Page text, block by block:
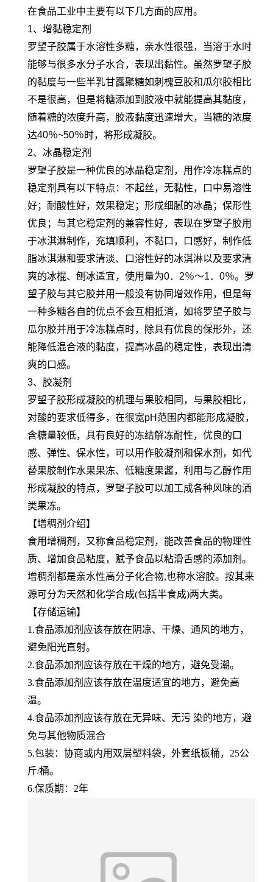
在食品工业中主要有以下几方面的应用。
1、增黏稳定剂
罗望子胶属于水溶性多糖，亲水性很强，当溶于水时
能够与很多水分子水合，表现出黏性。虽然罗望子胶
的黏度与一些半乳甘露聚糖如刺槐豆胶和瓜尔胶相比
不是很高，但是将糖添加到胶液中就能提高其黏度，
随着糖的浓度升高，胶液黏度迅速增大，当糖的浓度
达40％~50％时，将形成凝胶。
2、冰晶稳定剂
罗望子胶是一种优良的冰晶稳定剂，用作冷冻糕点的
稳定剂具有以下特点：不起丝，无黏性，口中易溶性
好；耐酸性好，效果稳定；形成细腻的冰晶；保形性
优良；与其它稳定剂的兼容性好，表现在罗望子胶用
于冰淇淋制作，充填顺利，不黏口，口感好，制作低
脂冰淇淋和要求清淡、口溶性好的冰淇淋以及要求清
爽的冰棍、刨冰适宜，使用量为0．2％～1．0％。罗
望子胶与其它胶并用一般没有协同增效作用，但是每
一种多糖各自的优点不会互相抵消，如将罗望子胶与
瓜尔胶并用于冷冻糕点时，除具有优良的保形外，还
能降低混合液的黏度，提高冰晶的稳定性，表现出清
爽的口感。
3、胶凝剂
罗望子胶形成凝胶的机理与果胶相同，与果胶相比，
对酸的要求低得多，在很宽pH范围内都能形成凝胶，
含糖量较低，具有良好的冻结解冻耐性，优良的口
感、弹性、保水性，可以用作胶凝剂和保水剂，如代
替果胶制作水果果冻、低糖度果酱，利用与乙醇作用
形成凝胶的特点，罗望子胶可以加工成各种风味的酒
类果冻。
【增稠剂介绍】
食用增稠剂，又称食品稳定剂，能改善食品的物理性
质、增加食品粘度，赋予食品以粘滑舌感的添加剂。
增稠剂都是亲水性高分子化合物,也称水溶胶。按其来
源可分为天然和化学合成(包括半食成)两大类。
【存储运输】
1.食品添加剂应该存放在阴凉、干燥、通风的地方，
避免阳光直射。
2.食品添加剂应该存放在干燥的地方，避免受潮。
3.食品添加剂应该存放在温度适宜的地方，避免高
温。
4.食品添加剂应该存放在无异味、无污 染的地方，避
免与其他物质混合
5.包装：协商或内用双层塑料袋，外套纸板桶，25公
斤/桶。
6.保质期：2年